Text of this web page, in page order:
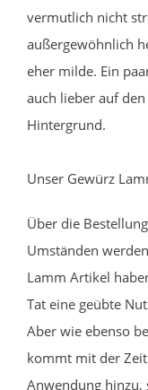
vermutlich nicht
außergewöhnlich
eher milde. Ein
auch lieber auf
Hintergrund.
Unser Gewürz
Über die
Umständen
Lamm Artikel
Tat eine geübte
Aber wie ebenso
kommt mit der
Anwendung hinzu,